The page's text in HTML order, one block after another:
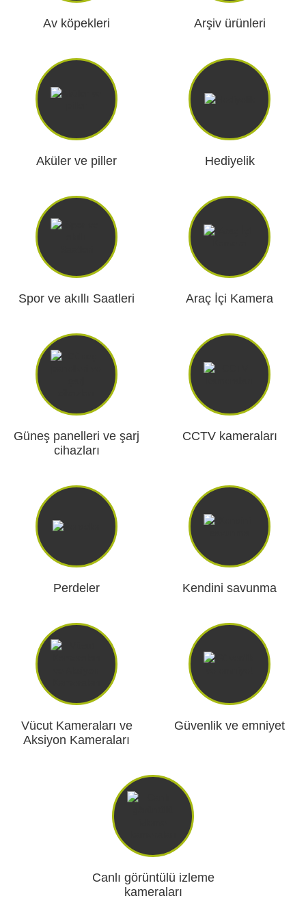
Araç İçi Kamera
Arşiv ürünleri
Av köpekleri Arşiv ürünleri
Aküler ve piller Hediyelik
Spor ve akıllı Saatleri Araç İçi Kamera
Güneş panelleri ve şarj
cihazları
CCTV kameraları
Perdeler Kendini savunma
Vücut Kameraları ve
Aksiyon Kameraları
Güvenlik ve emniyet
Canlı görüntülü izleme
kameraları